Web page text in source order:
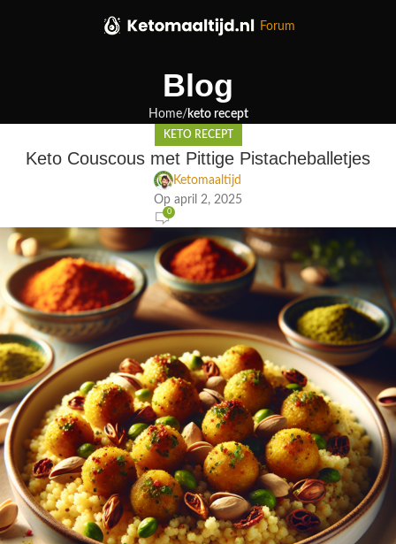
Forum
Blog
Home keto recept
KETO RECEPT
Keto Couscous met Pittige Pistacheballetjes
Ketomaaltijd
Op april 2, 2025
0